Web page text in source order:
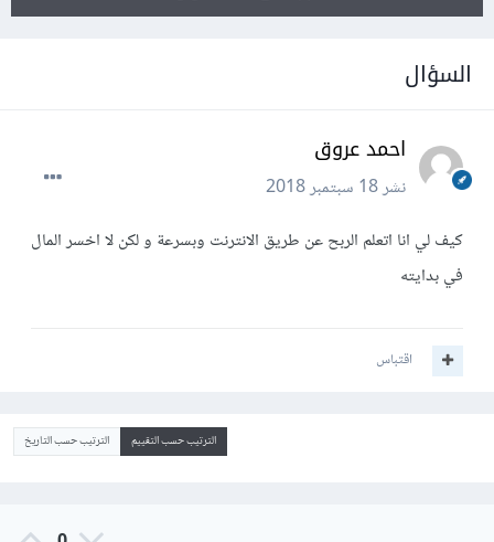
السؤال
احمد عروق
نشر18 سبتمبر 2018
كيف لي انا اتعلم الربح عن طريق الانترنت وبسرعة و لكن لا اخسر المال
في بدايته
اقتباس
الترتيب حسب التقييم الترتيب حسب التاريخ